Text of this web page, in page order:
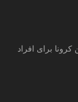
برای افراد